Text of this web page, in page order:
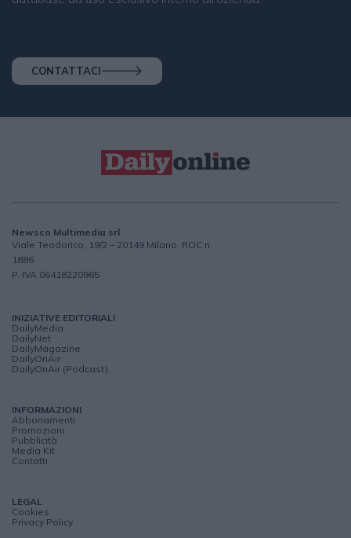
CONTATTACI
Newsco Multimedia srl
Viale Teodorico, 19/2 – 20149 Milano, ROC n.
1886
P. IVA 06418220965
INIZIATIVE EDITORIALI
DailyMedia
DailyNet
DailyMagazine
DailyOnAir
DailyOnAir (Podcast)
INFORMAZIONI
Abbonamenti
Promozioni
Pubblicità
Media Kit
Contatti
LEGAL
Cookies
Privacy Policy